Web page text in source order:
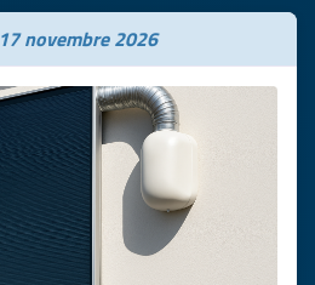
17 novembre 2026